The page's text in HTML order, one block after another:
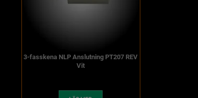
3-fasskena NLP Anslutning PT207 REV
Vit